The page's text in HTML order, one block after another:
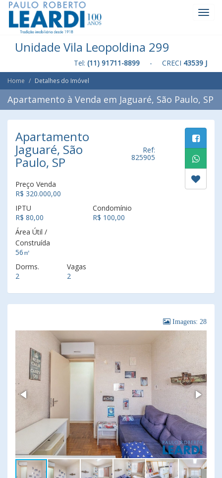
Unidade Vila Leopoldina 299
Tel: (11) 91711-8899 - CRECI 43539 J
Home Detalhes do Imóvel
Apartamento à Venda em Jaguaré, São Paulo, SP
Apartamento
Jaguaré, São
Paulo, SP
Ref:
825905
Preço Venda
R$ 320.000,00
IPTU
R$ 80,00
Condomínio
R$ 100,00
Área Útil /
Construída
56㎡
Dorms.
2
Vagas
2
Imagens: 28